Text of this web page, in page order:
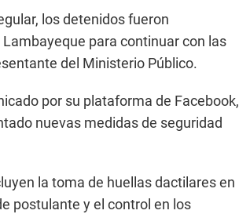
los detenidos fueron
para continuar con las
del Ministerio Público.
por su plataforma de Facebook,
nuevas medidas de seguridad
la toma de huellas dactilares en
postulante y el control en los